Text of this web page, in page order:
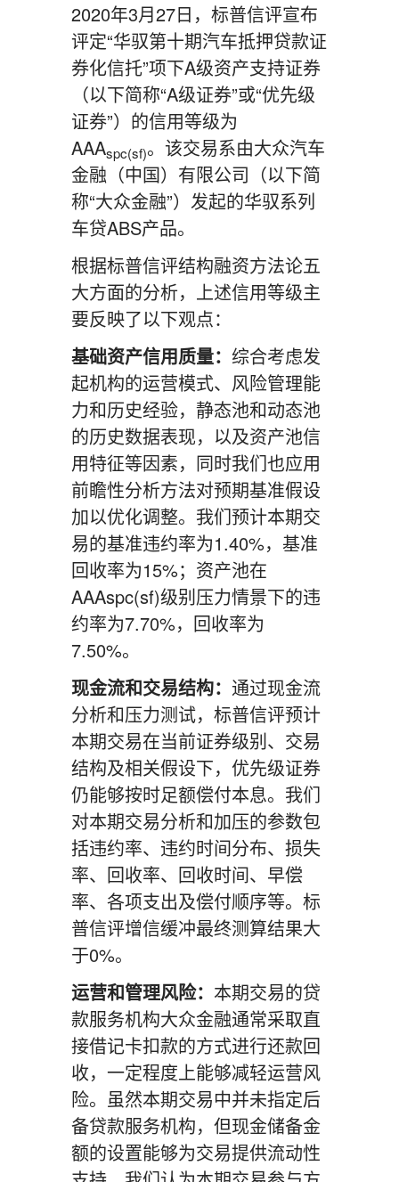
2020年3月27日，标普信评宣布
评定“华驭第十期汽车抵押贷款证
券化信托”项下A级资产支持证券
（以下简称“A级证券”或“优先级
证券”）的信用等级为
AAAspc(sf)。该交易系由大众汽车
金融（中国）有限公司（以下简
称“大众金融”）发起的华驭系列
车贷ABS产品。
根据标普信评结构融资方法论五
大方面的分析，上述信用等级主
要反映了以下观点：
基础资产信用质量： 综合考虑发
起机构的运营模式、风险管理能
力和历史经验，静态池和动态池
的历史数据表现，以及资产池信
用特征等因素，同时我们也应用
前瞻性分析方法对预期基准假设
加以优化调整。我们预计本期交
易的基准违约率为1.40%，基准
回收率为15%；资产池在
AAAspc(sf)级别压力情景下的违
约率为7.70%，回收率为
7.50%。
现金流和交易结构： 通过现金流
分析和压力测试，标普信评预计
本期交易在当前证券级别、交易
结构及相关假设下，优先级证券
仍能够按时足额偿付本息。我们
对本期交易分析和加压的参数包
括违约率、违约时间分布、损失
率、回收率、回收时间、早偿
率、各项支出及偿付顺序等。标
普信评增信缓冲最终测算结果大
于0%。
运营和管理风险： 本期交易的贷
款服务机构大众金融通常采取直
接借记卡扣款的方式进行还款回
收，一定程度上能够减轻运营风
险。虽然本期交易中并未指定后
备贷款服务机构，但现金储备金
额的设置能够为交易提供流动性